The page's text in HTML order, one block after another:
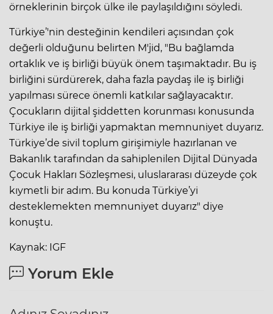
örneklerinin birçok ülke ile paylaşıldığını söyledi.
Türkiye’'nin desteğinin kendileri açısından çok
değerli olduğunu belirten M'jid, "Bu bağlamda
ortaklık ve iş birliği büyük önem taşımaktadır. Bu iş
birliğini sürdürerek, daha fazla paydaş ile iş birliği
yapılması sürece önemli katkılar sağlayacaktır.
Çocukların dijital şiddetten korunması konusunda
Türkiye ile iş birliği yapmaktan memnuniyet duyarız.
Türkiye’de sivil toplum girişimiyle hazırlanan ve
Bakanlık tarafından da sahiplenilen Dijital Dünyada
Çocuk Hakları Sözleşmesi, uluslararası düzeyde çok
kıymetli bir adım. Bu konuda Türkiye’yi
desteklemekten memnuniyet duyarız" diye
konuştu.
Kaynak: IGF
Yorum Ekle